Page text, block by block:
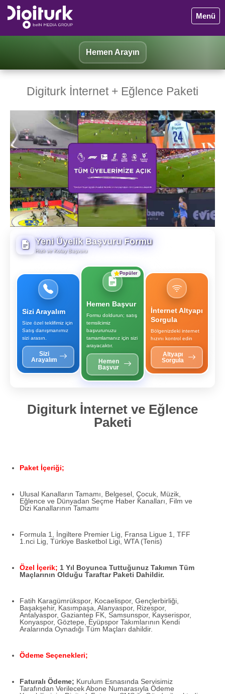
Menü
Hemen Arayın
Digiturk İnternet + Eğlence Paketi
Yeni Üyelik Başvuru Formu
Hızlı ve Kolay Başvuru
Sizi Arayalım
Size özel teklifimiz için
Satış danışmanımız
sizi arasın.
Sizi
Arayalım
Popüler
Hemen Başvur
Formu doldurun; satış
temsilcimiz
başvurunuzu
tamamlamanız için sizi
arayacaktır.
Hemen
Başvur
İnternet Altyapı
Sorgula
Bölgenizdeki internet
hızını kontrol edin
Altyapı
Sorgula
Digiturk İnternet ve Eğlence
Paketi
Paket İçeriği;
Ulusal Kanalların Tamamı, Belgesel, Çocuk, Müzik,
Eğlence ve Dünyadan Seçme Haber Kanalları, Film ve
Dizi Kanallarının Tamamı
Formula 1, İngiltere Premier Lig, Fransa Ligue 1, TFF
1.nci Lig, Türkiye Basketbol Ligi, WTA (Tenis)
Özel İçerik; 1 Yıl Boyunca Tuttuğunuz Takımın Tüm
Maçlarının Olduğu Taraftar Paketi Dahildir.
Fatih Karagümrükspor, Kocaelispor, Gençlerbirliği,
Başakşehir, Kasımpaşa, Alanyaspor, Rizespor,
Antalyaspor, Gaziantep FK, Samsunspor, Kayserispor,
Konyaspor, Göztepe, Eyüpspor Takımlarının Kendi
Aralarında Oynadığı Tüm Maçları dahildir.
Ödeme Seçenekleri;
Faturalı Ödeme; Kurulum Esnasında Servisimiz
Tarafından Verilecek Abone Numarasıyla Ödeme